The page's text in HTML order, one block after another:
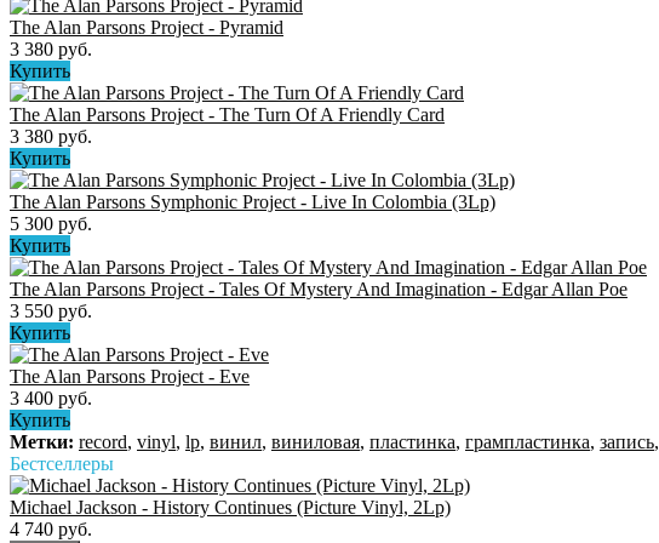
The Alan Parsons Project ‎- Pyramid
3 380 руб.
Купить
The Alan Parsons Project - The Turn Of A Friendly Card
3 380 руб.
Купить
The Alan Parsons Symphonic Project - Live In Colombia (3Lp)
5 300 руб.
Купить
The Alan Parsons Project ‎- Tales Of Mystery And Imagination - Edgar Allan Poe
3 550 руб.
Купить
The Alan Parsons Project - Eve
3 400 руб.
Купить
Метки: record, vinyl, lp, винил, виниловая, пластинка, грампластинка, запись,
Бестселлеры
Michael Jackson - History Continues (Picture Vinyl, 2Lp)
4 740 руб.